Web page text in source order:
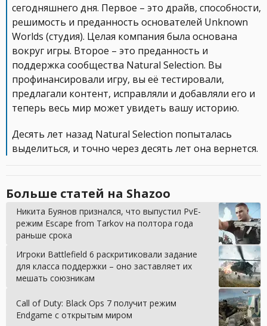
сегодняшнего дня. Первое – это драйв, способности,
решимость и преданность основателей Unknown
Worlds (студия). Целая компания была основана
вокруг игры. Второе – это преданность и
поддержка сообщества Natural Selection. Вы
профинансировали игру, вы её тестировали,
предлагали контент, исправляли и добавляли его и
теперь весь мир может увидеть вашу историю.
Десять лет назад Natural Selection попыталась
выделиться, и точно через десять лет она вернется.
Больше статей на Shazoo
Никита Буянов признался, что выпустил PvE-
режим Escape from Tarkov на полтора года
раньше срока
Игроки Battlefield 6 раскритиковали задание
для класса поддержки – оно заставляет их
мешать союзникам
Call of Duty: Black Ops 7 получит режим
Endgame с открытым миром